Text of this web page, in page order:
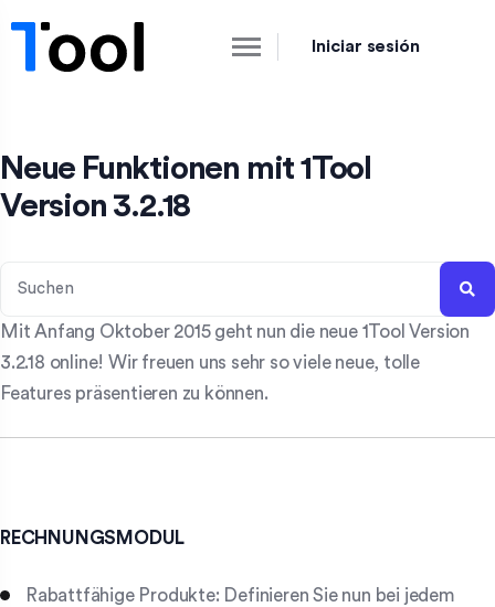
Iniciar sesión
Neue Funktionen mit 1Tool
Version 3.2.18
Mit Anfang Oktober 2015 geht nun die neue 1Tool Version
3.2.18 online! Wir freuen uns sehr so viele neue, tolle
Features präsentieren zu können.
RECHNUNGSMODUL
Rabattfähige Produkte: Definieren Sie nun bei jedem